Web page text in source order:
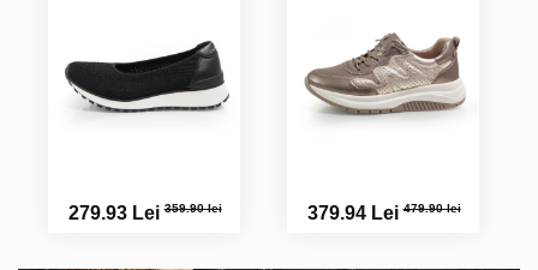
279.93 Lei359.90 lei 379.94 Lei479.90 lei